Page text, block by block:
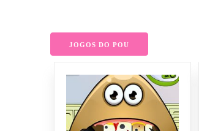
JOGOS DO POU